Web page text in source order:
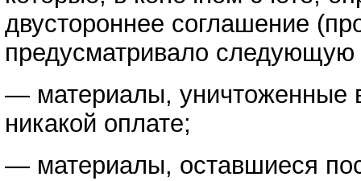
двустороннее соглашение
предусматривало следующую
— материалы, уничтоженные
никакой оплате;
— материалы, оставшиеся